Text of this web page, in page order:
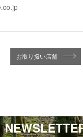
お取り扱い店舗